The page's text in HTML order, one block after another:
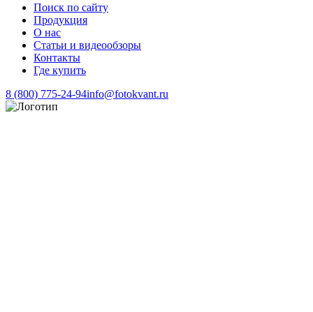
Поиск по сайту
Продукция
О нас
Статьи и видеообзоры
Контакты
Где купить
8 (800) 775-24-94info@fotokvant.ru